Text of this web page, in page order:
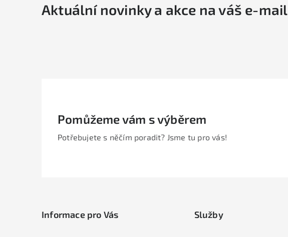
Aktuální novinky a akce na váš e-mail
Pomůžeme vám s výběrem
Potřebujete s něčím poradit? Jsme tu pro vás!
Informace pro Vás Služby